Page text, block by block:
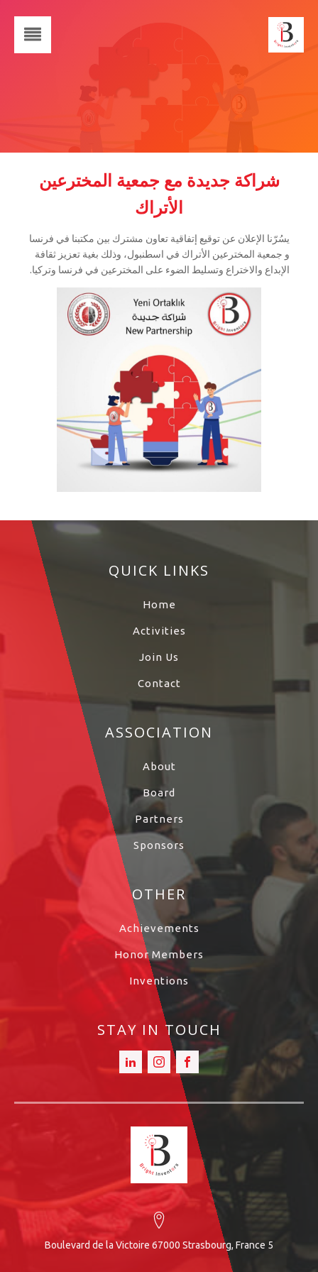
شراكة جديدة مع جمعية المخترعين
الأتراك
يسُرّنا الإعلان عن توقيع إتفاقية تعاون مشترك بين مكتبنا في فرنسا
و جمعية المخترعين الأتراك في اسطنبول، وذلك بغية تعزيز ثقافة
الإبداع والاختراع وتسليط الضوء على المخترعين في فرنسا وتركيا.
QUICK LINKS
Home
Activities
Join Us
Contact
ASSOCIATION
About
Board
Partners
Sponsors
OTHER
Achievements
Honor Members
Inventions
STAY IN TOUCH
5 Boulevard de la Victoire 67000 Strasbourg, France